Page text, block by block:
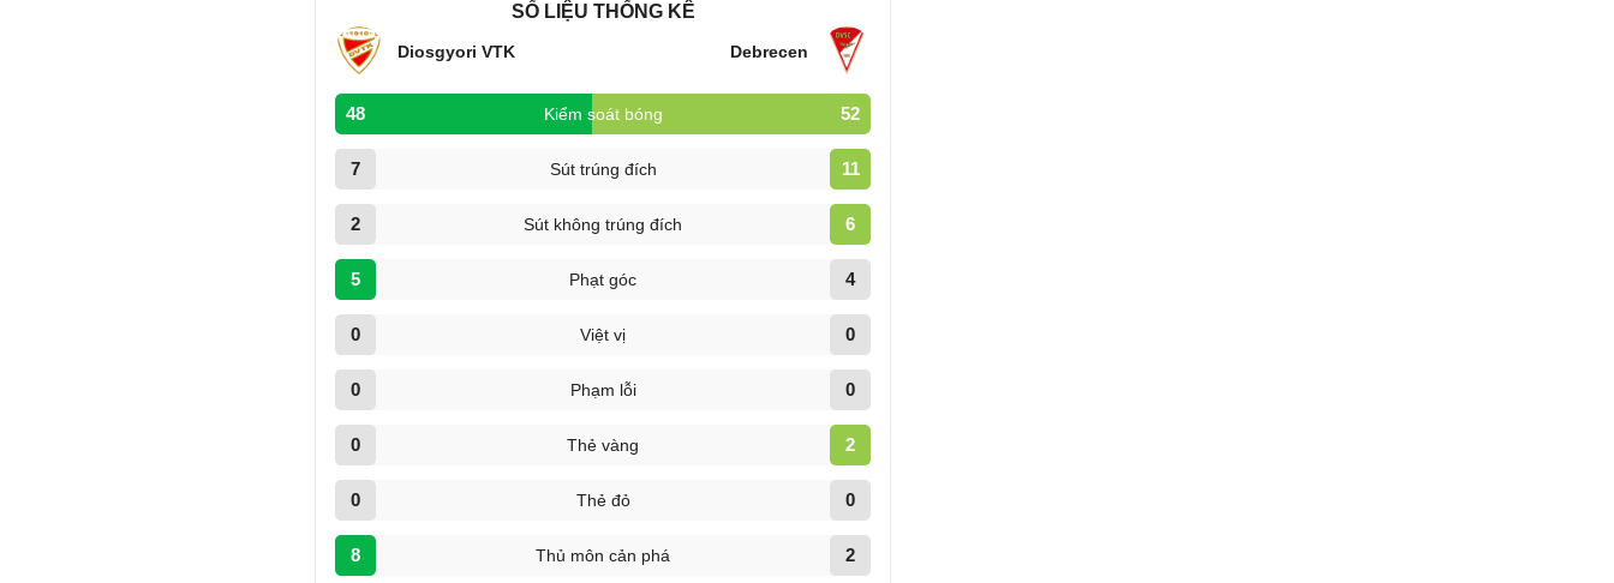
SỐ LIỆU THỐNG KÊ
Diosgyori VTK Debrecen
48 Kiểm soát bóng 52
7 Sút trúng đích 11
2 Sút không trúng đích 6
5 Phạt góc 4
0 Việt vị 0
0 Phạm lỗi 0
0 Thẻ vàng 2
0 Thẻ đỏ 0
8 Thủ môn cản phá 2